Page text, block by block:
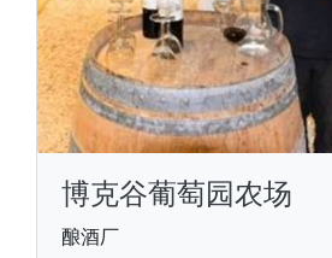
博克谷葡萄园农场
酿酒厂